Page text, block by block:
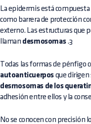
La epidermis está
como barrera de protección
externo. Las estructuras que
llaman desmosomas.3
Todas las formas de pénfigo
autoanticuerpos que dirigen
desmosomas de los
adhesión entre ellos y la
No se conocen con precisión